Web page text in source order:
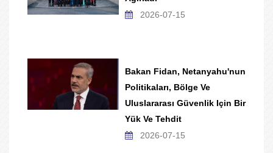
2026-07-15
Bakan Fidan, Netanyahu'nun
Politikaları, Bölge Ve
Uluslararası Güvenlik Için Bir
Yük Ve Tehdit
2026-07-15